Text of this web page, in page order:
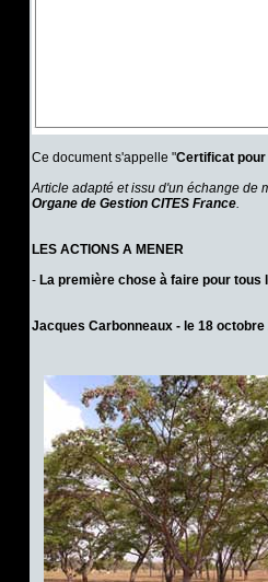
Ce document s'appelle "Certificat
Article adapté et issu d'un échange de
Organe de Gestion CITES France.
LES ACTIONS A MENER
- La première chose à faire pour tous
Jacques Carbonneaux - le 18 octobre